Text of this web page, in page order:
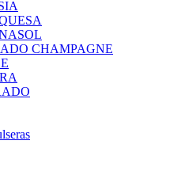
CHAMPAGNE